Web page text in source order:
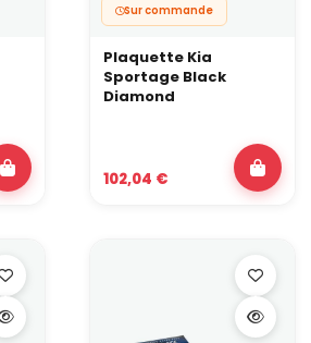
Sur commande
Plaquette Kia
Sportage Black
Diamond
102,04 €